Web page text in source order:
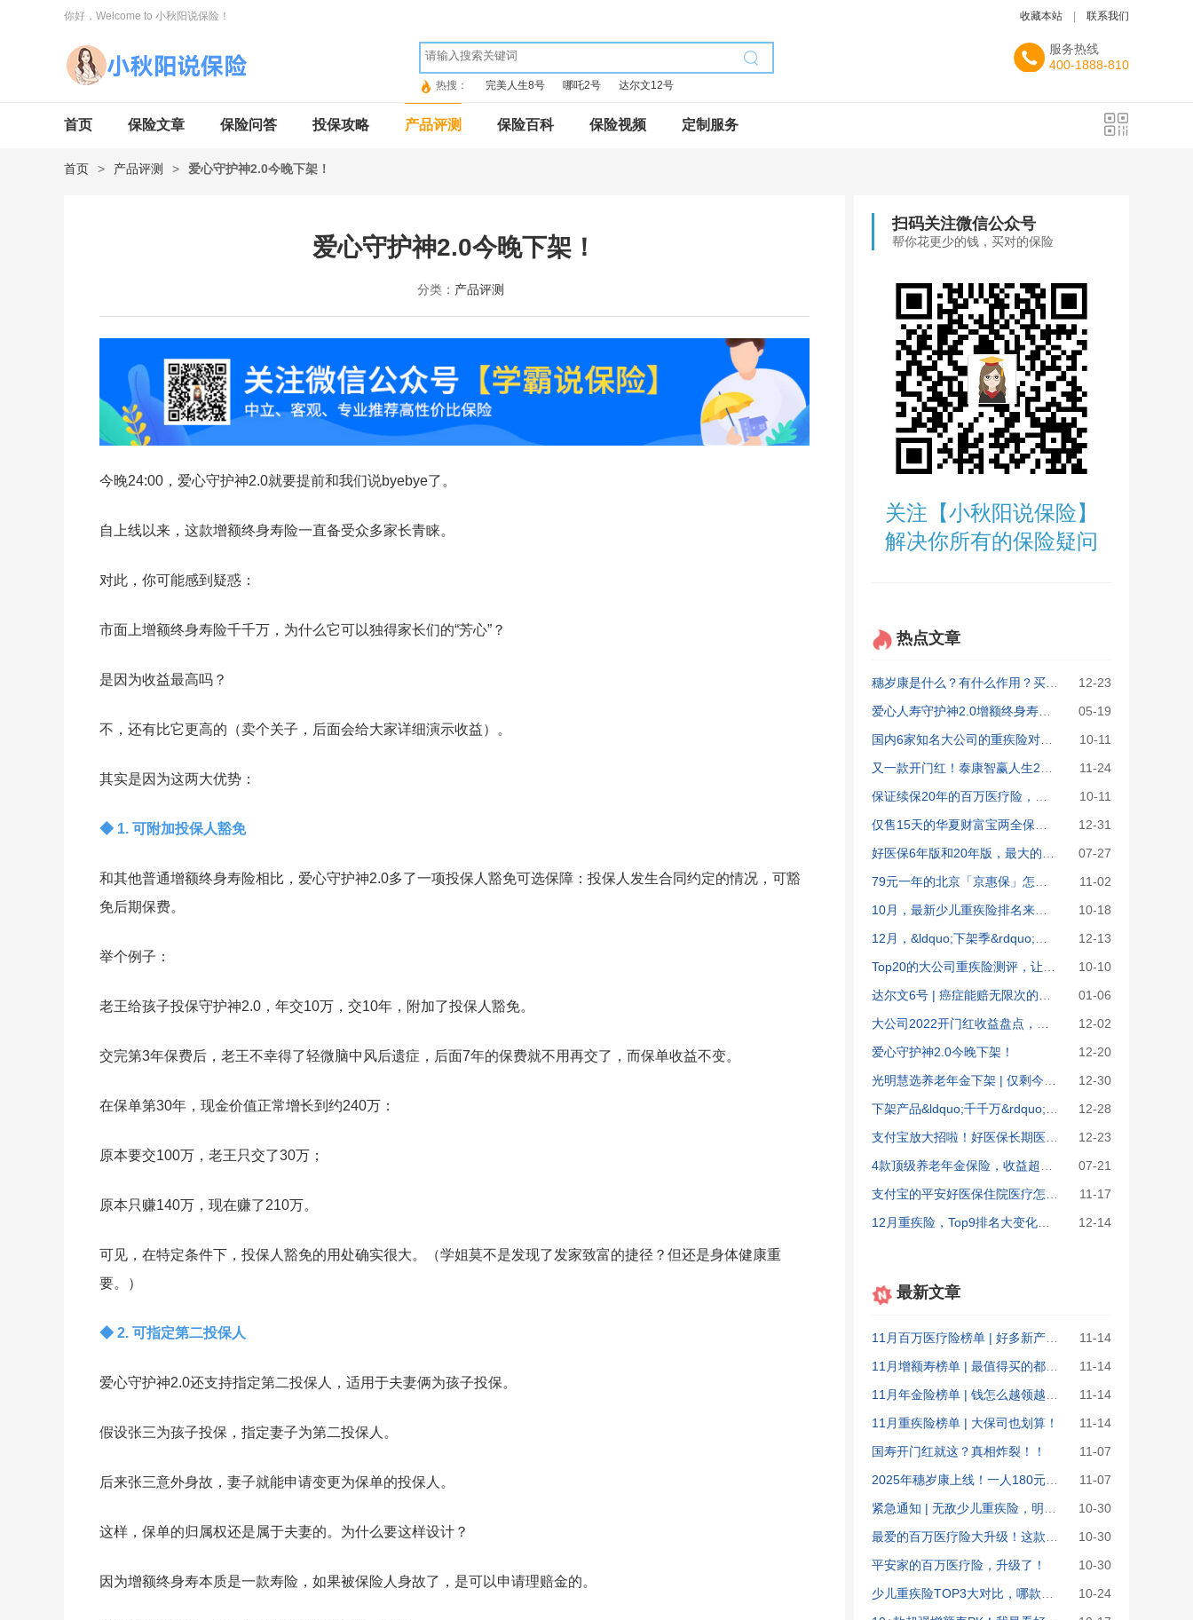
你好，Welcome to 小秋阳说保险！ 收藏本站 联系我们
热搜： 完美人生8号 哪吒2号 达尔文12号
服务热线
400-1888-810
首页 保险文章 保险问答 投保攻略 产品评测 保险百科 保险视频 定制服务
首页 > 产品评测 > 爱心守护神2.0今晚下架！
爱心守护神2.0今晚下架！
分类： 产品评测
今晚24:00，爱心守护神2.0就要提前和我们说byebye了。
自上线以来，这款增额终身寿险一直备受众多家长青睐。
对此，你可能感到疑惑：
市面上增额终身寿险千千万，为什么它可以独得家长们的“芳心”？
是因为收益最高吗？
不，还有比它更高的（卖个关子，后面会给大家详细演示收益）。
其实是因为这两大优势：
◆ 1. 可附加投保人豁免
和其他普通增额终身寿险相比，爱心守护神2.0多了一项投保人豁免可选保障：投保人发生合同约定的情况，可豁
免后期保费。
举个例子：
老王给孩子投保守护神2.0，年交10万，交10年，附加了投保人豁免。
交完第3年保费后，老王不幸得了轻微脑中风后遗症，后面7年的保费就不用再交了，而保单收益不变。
在保单第30年，现金价值正常增长到约240万：
原本要交100万，老王只交了30万；
原本只赚140万，现在赚了210万。
可见，在特定条件下，投保人豁免的用处确实很大。（学姐莫不是发现了发家致富的捷径？但还是身体健康重
要。）
◆ 2. 可指定第二投保人
爱心守护神2.0还支持指定第二投保人，适用于夫妻俩为孩子投保。
假设张三为孩子投保，指定妻子为第二投保人。
后来张三意外身故，妻子就能申请变更为保单的投保人。
这样，保单的归属权还是属于夫妻的。为什么要这样设计？
因为增额终身寿本质是一款寿险，如果被保险人身故了，是可以申请理赔金的。
扫码关注微信公众号
帮你花更少的钱，买对的保险
关注【小秋阳说保险】
解决你所有的保险疑问
热点文章
穗岁康是什么？有什么作用？买了穗岁康还要买百万医疗险吗？
12-23
爱心人寿守护神2.0增额终身寿险：复利高达3.6%可信吗？
05-19
国内6家知名大公司的重疾险对比，最值得买的原来是它！
10-11
又一款开门红！泰康智赢人生2020年金保险收益、优缺点大揭秘
11-24
保证续保20年的百万医疗险，三大巨头pk，哪款最值得买？
10-11
仅售15天的华夏财富宝两全保险（分红型）测评：认真抢你就输了!
12-31
好医保6年版和20年版，最大的区别是这里
07-27
79元一年的北京「京惠保」怎么样？要不要买？
11-02
10月，最新少儿重疾险排名来了！给娃买重疾险，我只推荐这4款
10-18
12月，&ldquo;下架季&rdquo;最后一期百万医疗险排名来袭！这6款抢疯了！
12-13
Top20的大公司重疾险测评，让人眼前一亮！
10-10
达尔文6号 | 癌症能赔无限次的重疾险，我找到了！
01-06
大公司2022开门红收益盘点，你被割韭菜了吗？
12-02
爱心守护神2.0今晚下架！
12-20
光明慧选养老年金下架 | 仅剩今天，抢高端养老社区入住资格！
12-30
下架产品&ldquo;千千万&rdquo;，唯这8款NO.1！
12-28
支付宝放大招啦！好医保长期医疗20年版怎么样？与好医保长期医疗比哪个更好？
12-23
4款顶级养老年金保险，收益超出你想象！
07-21
支付宝的平安好医保住院医疗怎么样？和好医保长期医疗哪个值得买
11-17
12月重疾险，Top9排名大变化！第一名距下架仅剩4天...
12-14
最新文章
11-14
11-14
11-14
11月重疾险榜单 | 大保司也划算！
11-14
国寿开门红就这？真相炸裂！！
11-07
11-07
10-30
10-30
平安家的百万医疗险，升级了！
10-30
10-24